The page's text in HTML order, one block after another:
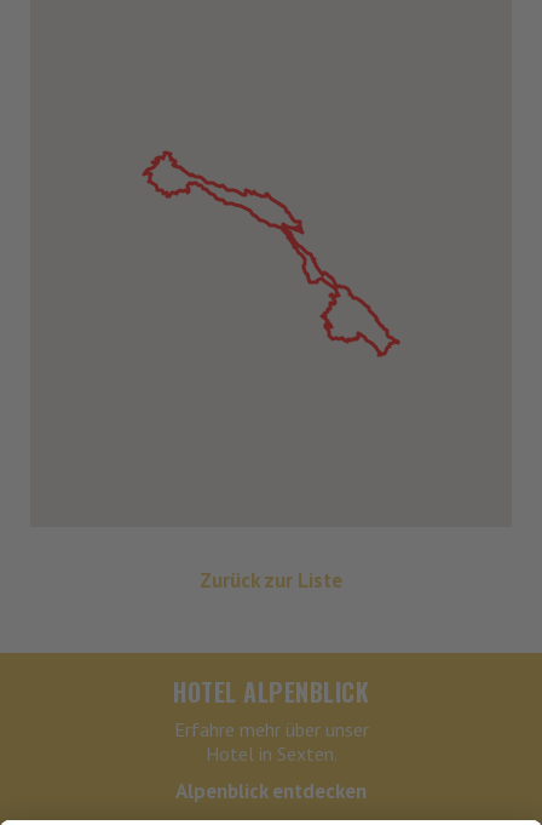
Zurück zur Liste
HOTEL ALPENBLICK
Erfahre mehr über unser
Hotel in Sexten.
Alpenblick entdecken